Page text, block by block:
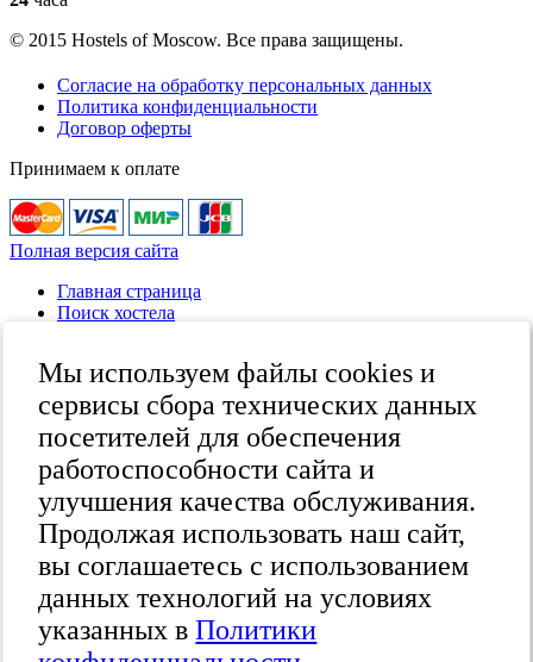
© 2015 Hostels of Moscow. Все права защищены.
Согласие на обработку персональных данных
Политика конфиденциальности
Договор оферты
Принимаем к оплате
Мы используем файлы cookies и
сервисы сбора технических данных
посетителей для обеспечения
работоспособности сайта и
улучшения качества обслуживания.
Продолжая использовать наш сайт,
вы соглашаетесь с использованием
данных технологий на условиях
указанных вПолитики
Полная версия сайта
Главная страница
Поиск хостела
Каталог хостелов
Как оплатить
Контакты
Наши группы
в социальных сетях
Бесплатный по России
Москва
+7 (495) 646-74-40
Петербург